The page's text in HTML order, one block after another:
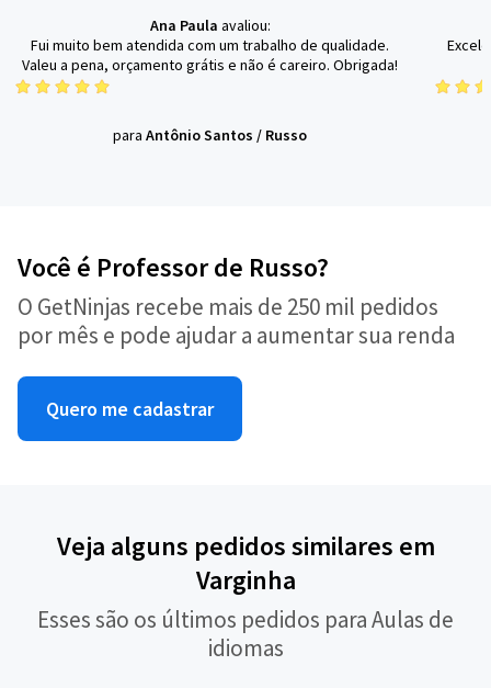
Ana Paula avaliou:
Fui muito bem atendida com um trabalho de qualidade.
Valeu a pena, orçamento grátis e não é careiro. Obrigada!
para Antônio Santos / Russo
Você é Professor de Russo?
O GetNinjas recebe mais de 250 mil pedidos
por mês e pode ajudar a aumentar sua renda
Quero me cadastrar
Veja alguns pedidos similares em
Varginha
Esses são os últimos pedidos para Aulas de
idiomas